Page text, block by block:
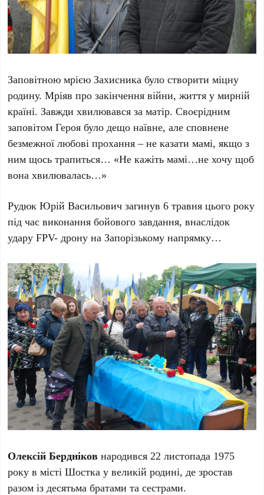
Заповітною мрією Захисника було створити міцну
родину. Мріяв про закінчення війни, життя у мирній
країні. Завжди хвилювався за матір. Своєрідним
заповітом Героя було дещо наївне, але сповнене
безмежної любові прохання – не казати мамі, якщо з
ним щось трапиться… «Не кажіть мамі…не хочу щоб
вона хвилювалась…»
Рудюк Юрій Васильович загинув 6 травня цього року
під час виконання бойового завдання, внаслідок
удару FPV- дрону на Запорізькому напрямку…
Олексій Бердніков народився 22 листопада 1975
року в місті Шостка у великій родині, де зростав
разом із десятьма братами та сестрами.